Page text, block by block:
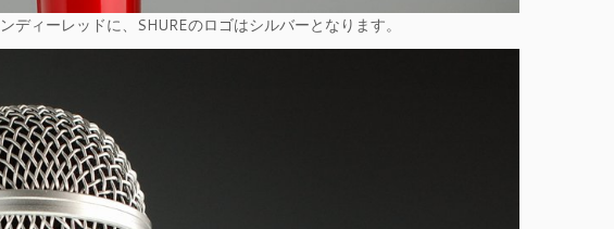
ィーレッドに、SHUREのロゴはシルバーとなります。